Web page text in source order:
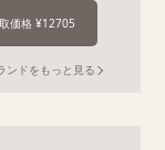
価格 ¥12705
ンドをもっと見る